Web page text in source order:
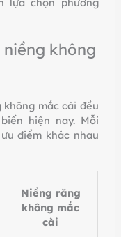
không
mắc cài đều
hiện nay. Mỗi
điểm khác nhau
Niềng răng
không mắc
cài